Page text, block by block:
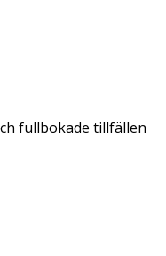
fullbokade tillfällen